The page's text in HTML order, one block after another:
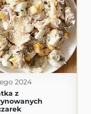
2024
z